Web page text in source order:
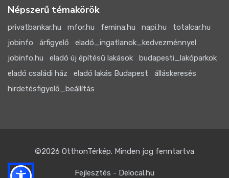
Népszerű témakörök
privatbankar.hu mfor.hu femina.hu napi.hu
totalcar.hu
jobinfo
árfigyelő
eladó_ingatlanok_kedvezménnyel
jobinfo.hu
eladó új építésű lakások
budapesti_lakóparkok
eladó családi ház
eladó lakás Budapest
álláskeresés
hirdetésfigyelő_beállítás
©2026 OtthonTérkép. Minden jog fenntartva
Fejlesztés - Delocal.hu